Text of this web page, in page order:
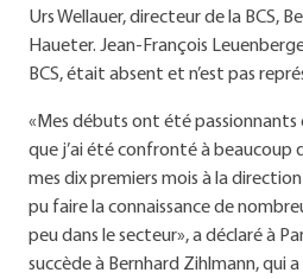
Urs Wellauer, directeur de la BCS,
Haueter. Jean-François
BCS, était absent et n’est pas
«Mes débuts ont été
que j’ai été confronté à beaucoup
mes dix premiers mois à la
pu faire la connaissance de
peu dans le secteur», a déclaré à
succède à Bernhard Zihlmann, qui